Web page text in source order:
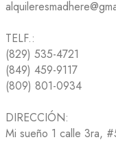
TELF.:
(829) 535-4721
(849) 459-9117
(809) 801-0934
DIRECCIÓN:
Mi sueño 1 calle 3ra,